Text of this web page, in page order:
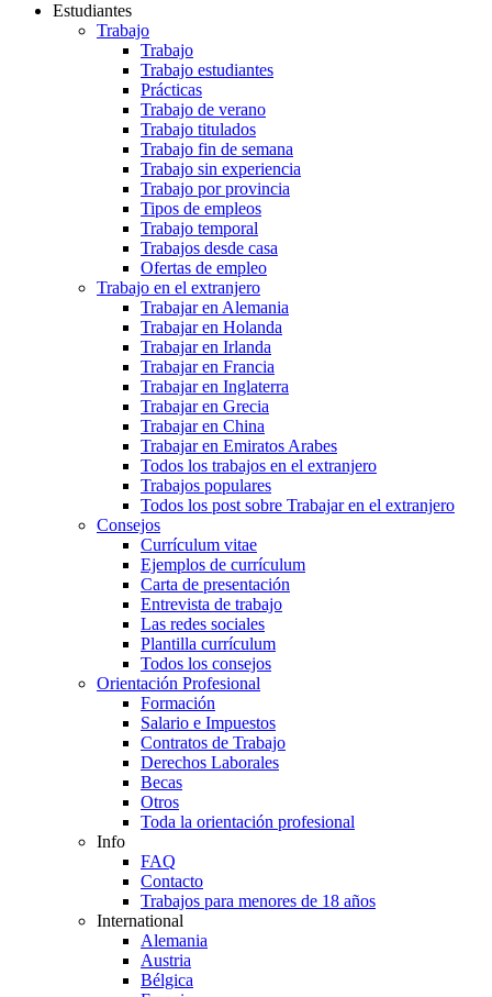
Estudiantes
Trabajo
Trabajo
Trabajo estudiantes
Prácticas
Trabajo de verano
Trabajo titulados
Trabajo fin de semana
Trabajo sin experiencia
Trabajo por provincia
Tipos de empleos
Trabajo temporal
Trabajos desde casa
Ofertas de empleo
Trabajo en el extranjero
Trabajar en Alemania
Trabajar en Holanda
Trabajar en Irlanda
Trabajar en Francia
Trabajar en Inglaterra
Trabajar en Grecia
Trabajar en China
Trabajar en Emiratos Arabes
Todos los trabajos en el extranjero
Trabajos populares
Todos los post sobre Trabajar en el extranjero
Consejos
Currículum vitae
Ejemplos de currículum
Carta de presentación
Entrevista de trabajo
Las redes sociales
Plantilla currículum
Todos los consejos
Orientación Profesional
Formación
Salario e Impuestos
Contratos de Trabajo
Derechos Laborales
Becas
Otros
Toda la orientación profesional
Info
FAQ
Contacto
Trabajos para menores de 18 años
International
Alemania
Austria
Bélgica